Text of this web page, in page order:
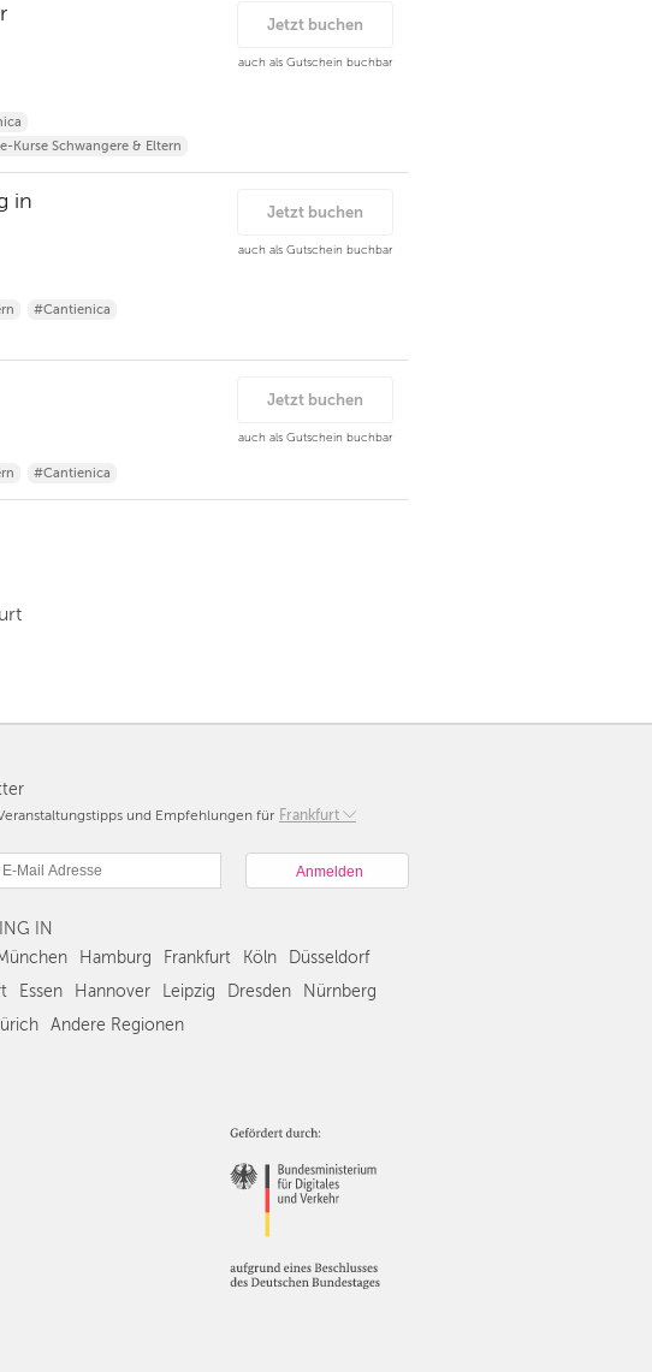
Kurse Schwangere & Eltern
Jetzt buchen
auch als Gutschein buchbar
in
#Cantienica
Jetzt buchen
auch als Gutschein buchbar
#Cantienica
Jetzt buchen
auch als Gutschein buchbar
und Empfehlungen für Frankfurt
Berlin
Hamburg
Düsseldorf
Stuttgart
Nürnberg
Wien
Zürich
Regionen
IN
Hamburg Frankfurt Köln
Düsseldorf
Essen Hannover Leipzig Dresden
Nürnberg
Andere Regionen